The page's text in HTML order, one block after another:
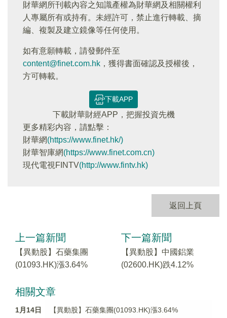
財華網所刊載內容之知識產權為財華網及相關權利
人專屬所有或持有。未經許可，禁止進行轉載、摘
編、複製及建立鏡像等任何使用。
如有意願轉載，請發郵件至
content@finet.com.hk ，獲得書面確認及授權後，
方可轉載。
下載APP
下載財華財經APP，把握投資先機
更多精彩内容，請點擊：
財華網(https://www.finet.hk/)
財華智庫網(https://www.finet.com.cn)
現代電視FINTV(http://www.fintv.hk)
返回上頁
上一篇新聞
【異動股】石藥集團
(01093.HK)漲3.64%
下一篇新聞
【異動股】中國鋁業
(02600.HK)跌4.12%
相關文章
1月14日 【異動股】石藥集團(01093.HK)漲3.64%